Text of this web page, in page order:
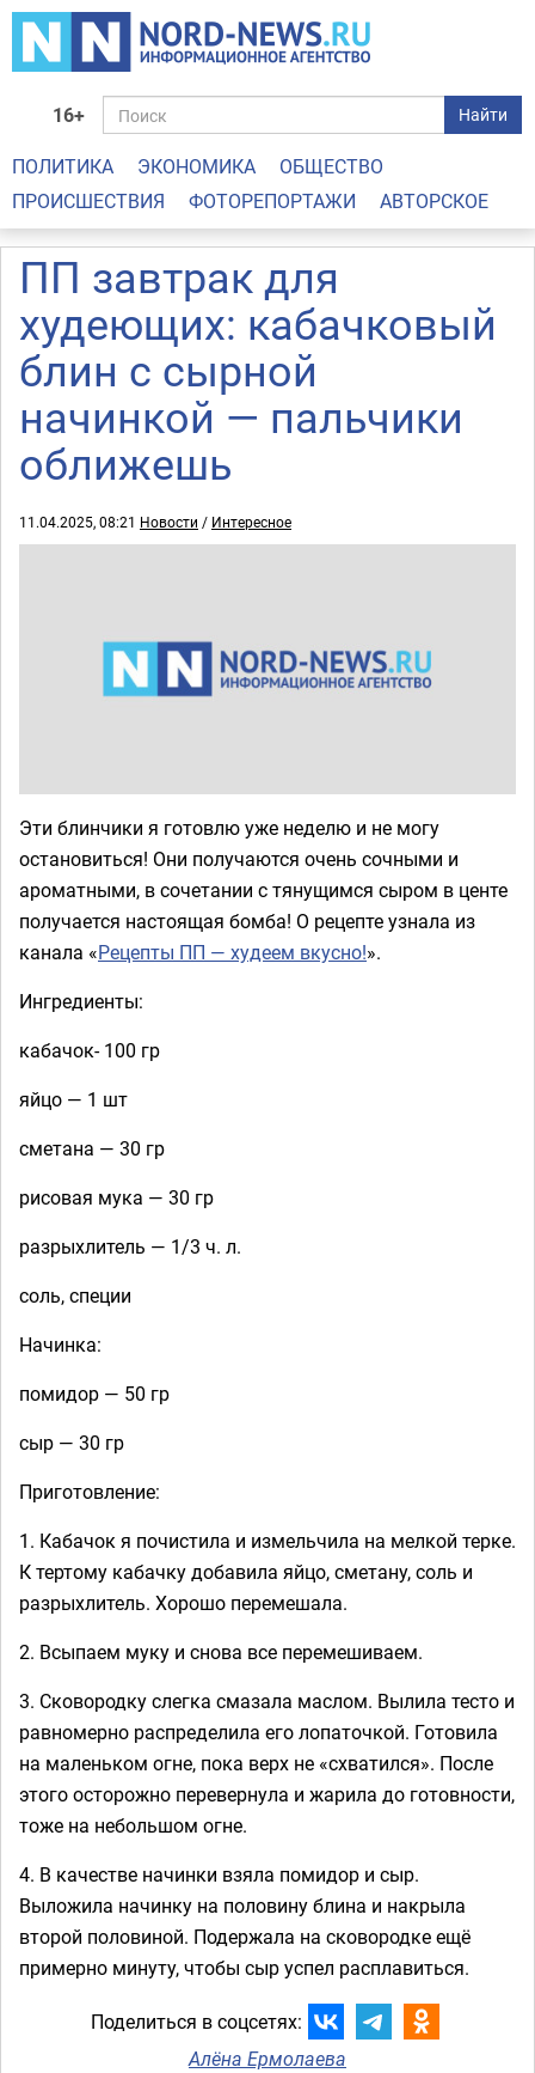
16+ Найти
ПОЛИТИКА ЭКОНОМИКА
ОБЩЕСТВО
ПРОИСШЕСТВИЯ
ФОТОРЕПОРТАЖИ АВТОРСКОЕ
ПП завтрак для
худеющих: кабачковый
блин с сырной
начинкой — пальчики
оближешь
11.04.2025, 08:21 Новости / Интересное
Эти блинчики я готовлю уже неделю и не могу
остановиться! Они получаются очень сочными и
ароматными, в сочетании с тянущимся сыром в центе
получается настоящая бомба! О рецепте узнала из
канала «Рецепты ПП — худеем вкусно!».
Ингредиенты:
кабачок- 100 гр
яйцо — 1 шт
сметана — 30 гр
рисовая мука — 30 гр
разрыхлитель — 1/3 ч. л.
соль, специи
Начинка:
помидор — 50 гр
сыр — 30 гр
Приготовление:
1. Кабачок я почистила и измельчила на мелкой терке.
К тертому кабачку добавила яйцо, сметану, соль и
разрыхлитель. Хорошо перемешала.
2. Всыпаем муку и снова все перемешиваем.
3. Сковородку слегка смазала маслом. Вылила тесто и
равномерно распределила его лопаточкой. Готовила
на маленьком огне, пока верх не «схватился». После
этого осторожно перевернула и жарила до готовности,
тоже на небольшом огне.
4. В качестве начинки взяла помидор и сыр.
Выложила начинку на половину блина и накрыла
второй половиной. Подержала на сковородке ещё
примерно минуту, чтобы сыр успел расплавиться.
Поделиться в соцсетях:
Алёна Ермолаева